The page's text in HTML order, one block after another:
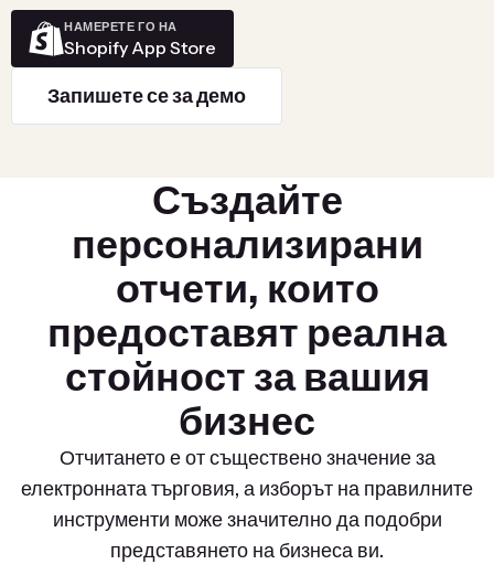
НАМЕРЕТЕ ГО НА
Shopify App Store
Запишете се за демо
Създайте
персонализирани
отчети, които
предоставят реална
стойност за вашия
бизнес
Отчитането е от съществено значение за
електронната търговия, а изборът на правилните
инструменти може значително да подобри
представянето на бизнеса ви.